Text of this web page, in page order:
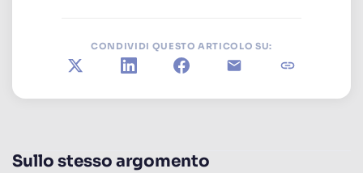
CONDIVIDI QUESTO ARTICOLO SU:
X LinkedInFacebookE-mail Copia il link
Sullo stesso argomento